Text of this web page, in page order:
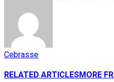
Cebrasse
RELATED ARTICLESMORE